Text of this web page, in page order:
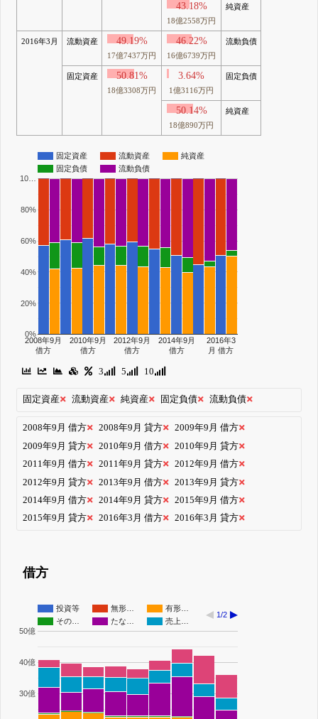
43.18%
18億2558万円
純資産
2016年3月 流動資産 49.19%
17億7437万円
46.22%
16億6739万円
流動負債
固定資産 50.81%
18億3308万円
3.64%
1億3116万円
固定負債
50.14%
18億890万円
純資産
固定資産 流動資産
純資産
固定負債
流動負債
2008年9月
借方
2010年9月
借方
2012年9月
借方
2014年9月
借方
2016年3
月 借方
0%
20%
40%
60%
80%
10…
3 5 10
固定資産 流動資産 純資産 固定負債 流動負債
2008年9月 借方 2008年9月 貸方
2009年9月 借方
2009年9月 貸方
2010年9月 借方
2010年9月 貸方
2011年9月 借方
2011年9月 貸方
2012年9月 借方
2012年9月 貸方
2013年9月 借方
2013年9月 貸方
2014年9月 借方
2014年9月 貸方
2015年9月 借方
2015年9月 貸方
2016年3月 借方 2016年3月 貸方
借方
投資等 無形…
有形…
その…
たな… 売上…
1/2
30億
40億
50億